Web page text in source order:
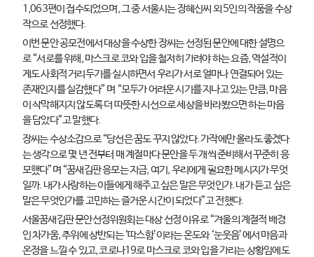
1,063편이 접수되었으며, 그 중 서울시는 장혜신씨 외 5인의 작품을 수상
작으로 선정했다.
이번 문안 공모전에서 대상을 수상한 장씨는 선정된 문안에 대한 설명으
로 “서로를 위해, 마스크로 코와 입을 철저히 가려야 하는 요즘, 역설적이
게도 사회적 거리두기를 실시하면서 우리가 서로 얼마나 연결되어 있는
존재인지를 실감했다” 며 “모두가 어려운 시기를 지나고 있는 만큼, 마음
이 삭막해지지 않도록 더 따뜻한 시선으로 세상을 바라봤으면 하는 마음
을 담았다”고 말했다.
장씨는 수상소감으로 “당선은 꿈도 꾸지 않았다. 가작에만 올라도 좋겠다
는 생각으로 몇 년 전부터 매 계절마다 문안을 두 개씩 준비해서 꾸준히 응
모했다”며 “꿈새김판 응모는 지금, 여기, 우리에게 필요한 메시지가 무엇
일까. 내가 사랑하는 이들에게 해주고 싶은 말은 무엇인가. 내가 듣고 싶은
말은 무엇인가를 고민하는 즐거운 시간이 되었다”고 전했다.
서울꿈새김판 문안선정위원회는 대상 선정 이유로 “겨울의 계절적 배경
인 차가움, 추위에 상반되는 ‘따스함’이라는 온도와 ‘눈웃음’에서 마음과
온정을 느낄 수 있고, 코로나19로 마스크로 코와 입을 가리는 상황임에도